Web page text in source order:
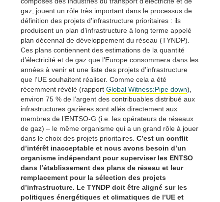
gaz, jouent un rôle très important dans le processus de
définition des projets d’infrastructure prioritaires : ils
produisent un plan d’infrastructure à long terme appelé
plan décennal de développement du réseau (TYNDP).
Ces plans contiennent des estimations de la quantité
d’électricité et de gaz que l’Europe consommera dans les
années à venir et une liste des projets d’infrastructure
que l’UE souhaitent réaliser. Comme cela a été
récemment révélé (rapport Global Witness:Pipe down),
environ 75 % de l’argent des contribuables distribué aux
infrastructures gazières sont allés directement aux
membres de l’ENTSO-G (i.e. les opérateurs de réseaux
de gaz) – le même organisme qui a un grand rôle à jouer
dans le choix des projets prioritaires. C’est un conflit
d’intérêt inacceptable et nous avons besoin d’un
organisme indépendant pour superviser les ENTSO
dans l’établissement des plans de réseau et leur
remplacement pour la sélection des projets
d’infrastructure. Le TYNDP doit être aligné sur les
politiques énergétiques et climatiques de l’UE et